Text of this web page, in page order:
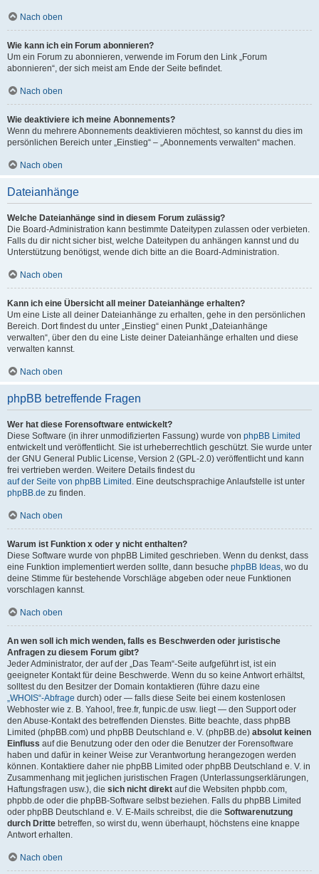
Nach oben
Wie kann ich ein Forum abonnieren?
Um ein Forum zu abonnieren, verwende im Forum den Link „Forum
abonnieren“, der sich meist am Ende der Seite befindet.
Nach oben
Wie deaktiviere ich meine Abonnements?
Wenn du mehrere Abonnements deaktivieren möchtest, so kannst du dies im
persönlichen Bereich unter „Einstieg“ – „Abonnements verwalten“ machen.
Nach oben
Dateianhänge
Welche Dateianhänge sind in diesem Forum zulässig?
Die Board-Administration kann bestimmte Dateitypen zulassen oder verbieten.
Falls du dir nicht sicher bist, welche Dateitypen du anhängen kannst und du
Unterstützung benötigst, wende dich bitte an die Board-Administration.
Nach oben
Kann ich eine Übersicht all meiner Dateianhänge erhalten?
Um eine Liste all deiner Dateianhänge zu erhalten, gehe in den persönlichen
Bereich. Dort findest du unter „Einstieg“ einen Punkt „Dateianhänge
verwalten“, über den du eine Liste deiner Dateianhänge erhalten und diese
verwalten kannst.
Nach oben
phpBB betreffende Fragen
Wer hat diese Forensoftware entwickelt?
Diese Software (in ihrer unmodifizierten Fassung) wurde von phpBB Limited
entwickelt und veröffentlicht. Sie ist urheberrechtlich geschützt. Sie wurde unter
der GNU General Public License, Version 2 (GPL-2.0) veröffentlicht und kann
frei vertrieben werden. Weitere Details findest du
auf der Seite von phpBB Limited . Eine deutschsprachige Anlaufstelle ist unter
phpBB.de zu finden.
Nach oben
Warum ist Funktion x oder y nicht enthalten?
Diese Software wurde von phpBB Limited geschrieben. Wenn du denkst, dass
eine Funktion implementiert werden sollte, dann besuche phpBB Ideas , wo du
deine Stimme für bestehende Vorschläge abgeben oder neue Funktionen
vorschlagen kannst.
Nach oben
An wen soll ich mich wenden, falls es Beschwerden oder juristische
Anfragen zu diesem Forum gibt?
Jeder Administrator, der auf der „Das Team“-Seite aufgeführt ist, ist ein
geeigneter Kontakt für deine Beschwerde. Wenn du so keine Antwort erhältst,
solltest du den Besitzer der Domain kontaktieren (führe dazu eine
„WHOIS“-Abfrage durch) oder — falls diese Seite bei einem kostenlosen
Webhoster wie z. B. Yahoo!, free.fr, funpic.de usw. liegt — den Support oder
den Abuse-Kontakt des betreffenden Dienstes. Bitte beachte, dass phpBB
Limited (phpBB.com) und phpBB Deutschland e. V. (phpBB.de) absolut keinen
Einfluss auf die Benutzung oder den oder die Benutzer der Forensoftware
haben und dafür in keiner Weise zur Verantwortung herangezogen werden
können. Kontaktiere daher nie phpBB Limited oder phpBB Deutschland e. V. in
Zusammenhang mit jeglichen juristischen Fragen (Unterlassungserklärungen,
Haftungsfragen usw.), die sich nicht direkt auf die Websiten phpbb.com,
phpbb.de oder die phpBB-Software selbst beziehen. Falls du phpBB Limited
oder phpBB Deutschland e. V. E-Mails schreibst, die die Softwarenutzung
durch Dritte betreffen, so wirst du, wenn überhaupt, höchstens eine knappe
Antwort erhalten.
Nach oben